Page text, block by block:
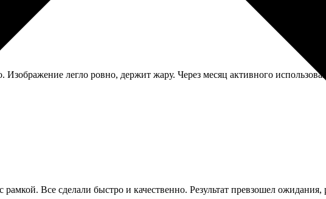
легло ровно, держит жару. Через месяц активного
рамкой. Все сделали быстро и качественно. Результат превзошел